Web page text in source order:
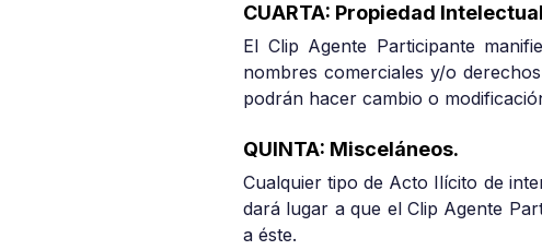
CUARTA: Propiedad
El Clip Agente Participante
nombres comerciales y/o
podrán hacer cambio o
QUINTA: Misceláneos.
Cualquier tipo de Acto Ilícito de
dará lugar a que el Clip Agente
a éste.